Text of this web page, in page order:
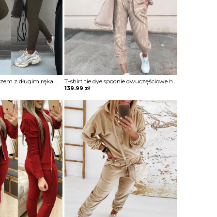
Zestaw ze ściągaczem z długim rękawem i wysokim stanem komplet Merel T-shirt tie dye spodnie dwuczęściowe homewear komplet Jolantha
139.99 zł